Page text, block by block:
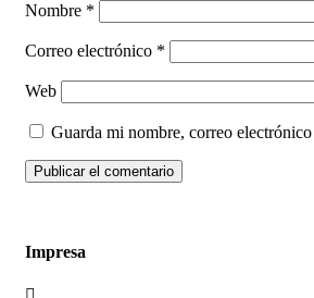
Nombre *
Correo electrónico *
Web
Guarda mi nombre, correo
Impresa